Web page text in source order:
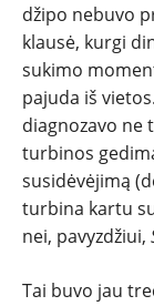
džipo nebuvo
klausė, kurgi
sukimo
pajuda iš
diagnozavo ne
turbinos
susidėvėjimą
turbina kartu
nei, pavyzdžiui,
Tai buvo jau